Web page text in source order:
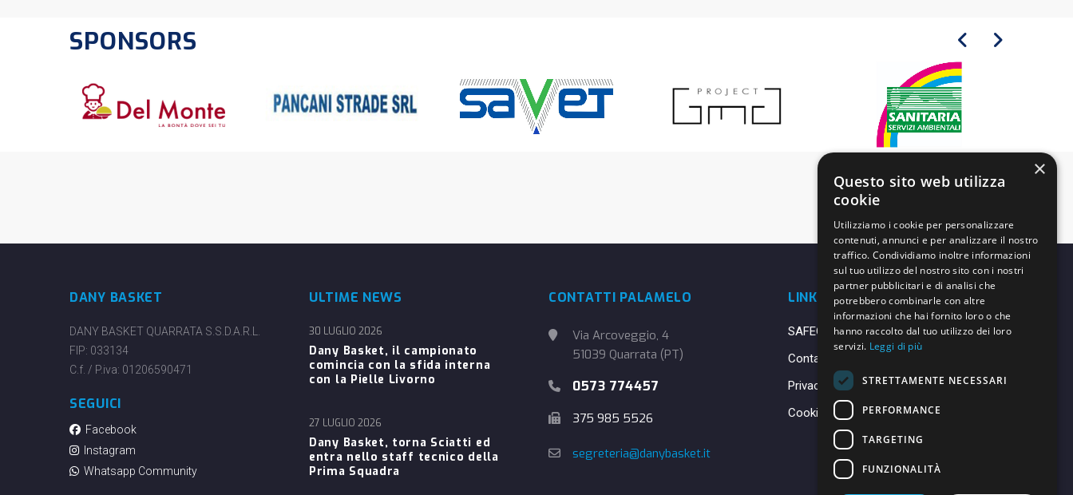
SPONSORS
DANY BASKET
DANY BASKET QUARRATA S.S.D.A.R.L.
FIP: 033134
C.f. / P.iva: 01206590471
SEGUICI
Facebook
Instagram
Whatsapp Community
ULTIME NEWS
Dany Basket, il campionato
comincia con la sfida interna
con la Pielle Livorno
30 LUGLIO 2026
Dany Basket, torna Sciatti ed
entra nello staff tecnico della
Prima Squadra
27 LUGLIO 2026
CONTATTI PALAMELO
Via Arcoveggio, 4
51039 Quarrata (PT)
0573 774457
375 985 5526
segreteria@danybasket.it
LINK UTILI
SAFEGUARDING
Contatti
Privacy Policy
Cookie Policy
×
Questo sito web utilizza
cookie
Utilizziamo i cookie per personalizzare
contenuti, annunci e per analizzare il nostro
traffico. Condividiamo inoltre informazioni
sul tuo utilizzo del nostro sito con i nostri
partner pubblicitari e di analisi che
potrebbero combinarle con altre
informazioni che hai fornito loro o che
hanno raccolto dal tuo utilizzo dei loro
servizi. Leggi di più
STRETTAMENTE NECESSARI
PERFORMANCE
TARGETING
FUNZIONALITÀ